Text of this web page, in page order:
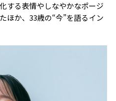
する表情やしなやかなポージ
ほか、33歳の“今”を語るイン